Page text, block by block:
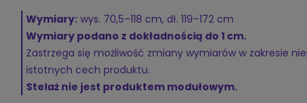
Wymiary:wys. 70,5–118 cm, dł. 119–172 cm
Wymiary podano z dokładnością do 1 cm.
Zastrzega się możliwość zmiany wymiarów w zakresie
istotnych cech produktu.
Stelaż nie jest produktem modułowym.